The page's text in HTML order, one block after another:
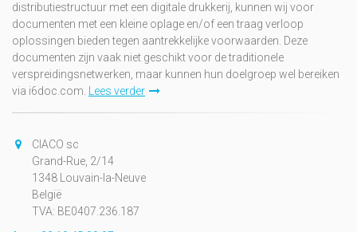
distributiestructuur met een digitale drukkerij, kunnen wij voor
documenten met een kleine oplage en/of een traag verloop
oplossingen bieden tegen aantrekkelijke voorwaarden. Deze
documenten zijn vaak niet geschikt voor de traditionele
verspreidingsnetwerken, maar kunnen hun doelgroep wel bereiken
via i6doc.com. Lees verder
CIACO sc
Grand-Rue, 2/14
1348 Louvain-la-Neuve
België
TVA: BE0407.236.187